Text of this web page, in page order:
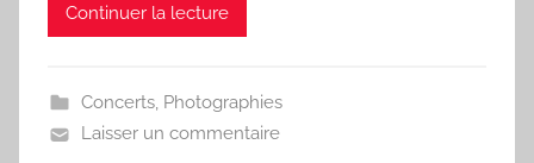
Continuer la lecture
Concerts, Photographies
Laisser un commentaire